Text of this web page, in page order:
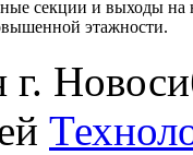
секции и выходы
этажности.